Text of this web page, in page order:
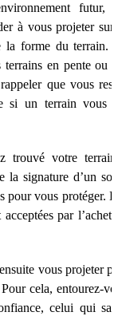
futur,
à vous projeter sur
la forme du terrain.
terrains en pente ou
que vous
si un terrain vous
trouvé votre
la signature d’un
pour vous protéger.
par
vous projeter
cela, entourez-
celui qui